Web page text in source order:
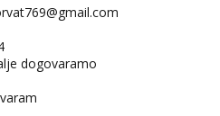
dogovaramo